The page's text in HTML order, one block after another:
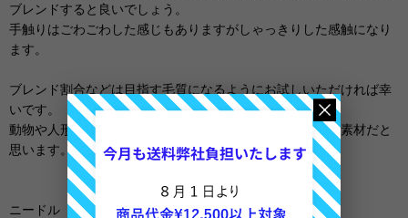
ブレンドすると良いでしょう。
手触りはごわごわした感じもありますがしゃっきりした感触になり
ます。
ブレンド割合などは目指す毛質になるようにお試しいただければ幸
いです。
動物や人形などのよりリアルな表現を求める方には面白い素材だと
思います。
ニードル